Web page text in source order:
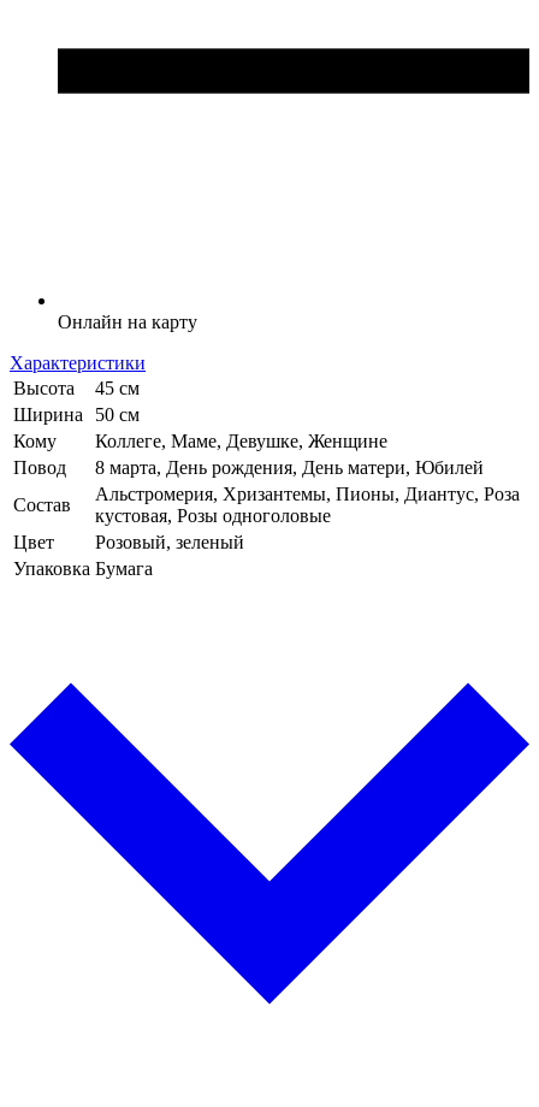
Онлайн на карту
Характеристики
Высота
45 см
Ширина
50 см
Кому
Коллеге, Маме, Девушке, Женщине
Повод
8 марта, День рождения, День матери, Юбилей
Состав
Альстромерия, Хризантемы, Пионы, Диантус, Роза
кустовая, Розы одноголовые
Цвет
Розовый, зеленый
Упаковка Бумага